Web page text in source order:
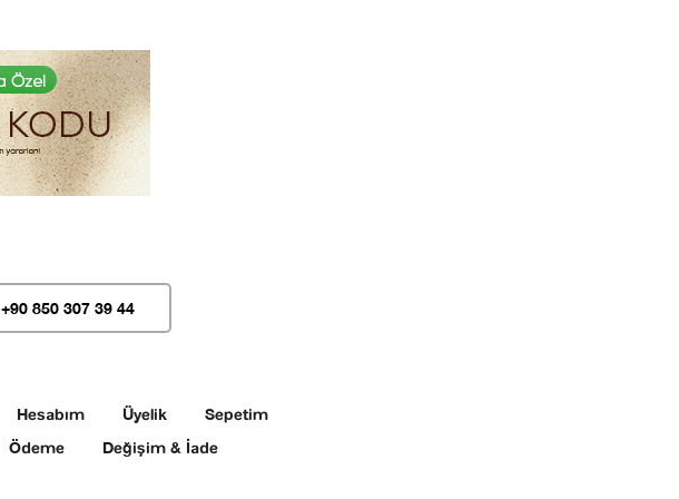
+90 850 307 39 44
Hesabım Üyelik
Sepetim
Ödeme Değişim & İade